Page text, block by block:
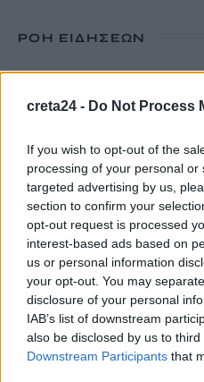
creta24 - Do Not Process
If you wish to opt-out of the
processing of your personal
targeted advertising by us,
section to confirm your
opt-out request is processed
interest-based ads based on
us or personal information
your opt-out. You may
disclosure of your personal
IAB’s list of downstream
also be disclosed by us to
Downstream Participants that
ΡΟΗ ΕΙΔΗΣΕΩΝ
10 Αυγούστου, 2026
«Συγγνώμη που δεν κατάφερα
ανάρτηση της Αφροδίτης
10 Αυγούστου, 2026
Κρήτη: 500.000 ευρώ για έργα
Διαγραμμίσεις και
10 Αυγούστου, 2026
Δήμος Μινώα Πεδιάδας: 285
φροντίδα